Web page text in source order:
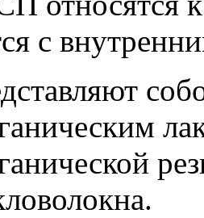
с